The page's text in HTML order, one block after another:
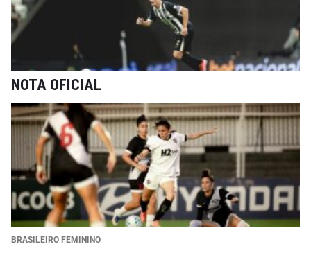
NOTA OFICIAL
BRASILEIRO FEMININO